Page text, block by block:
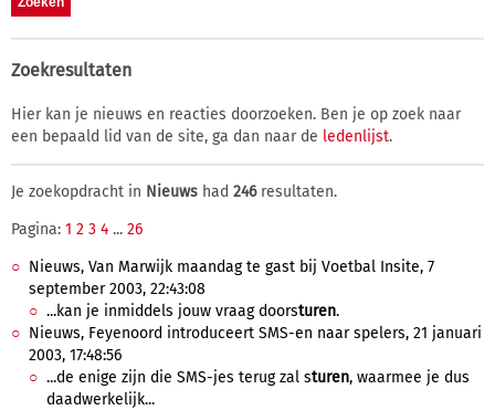
Zoekresultaten
Hier kan je nieuws en reacties doorzoeken. Ben je op zoek naar
een bepaald lid van de site, ga dan naar de ledenlijst.
Je zoekopdracht in Nieuws had 246resultaten.
Pagina: 1 2 3 4 ... 26
Nieuws, Van Marwijk maandag te gast bij Voetbal Insite, 7
september 2003, 22:43:08
...kan je inmiddels jouw vraag doorsturen.
Nieuws, Feyenoord introduceert SMS-en naar spelers, 21 januari
2003, 17:48:56
...de enige zijn die SMS-jes terug zal sturen, waarmee je dus
daadwerkelijk...